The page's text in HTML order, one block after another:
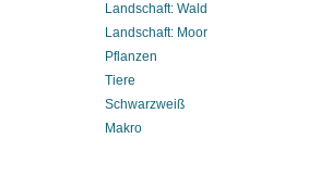
Landschaft: Wald
Landschaft: Moor
Pflanzen
Tiere
Schwarzweiß
Makro